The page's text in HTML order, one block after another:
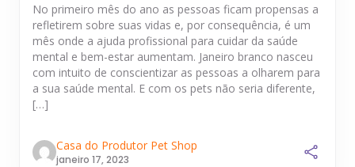
No primeiro mês do ano as pessoas ficam propensas a
refletirem sobre suas vidas e, por consequência, é um
mês onde a ajuda profissional para cuidar da saúde
mental e bem-estar aumentam. Janeiro branco nasceu
com intuito de conscientizar as pessoas a olharem para
a sua saúde mental. E com os pets não seria diferente,
[…]
Casa do Produtor Pet Shop
janeiro 17, 2023